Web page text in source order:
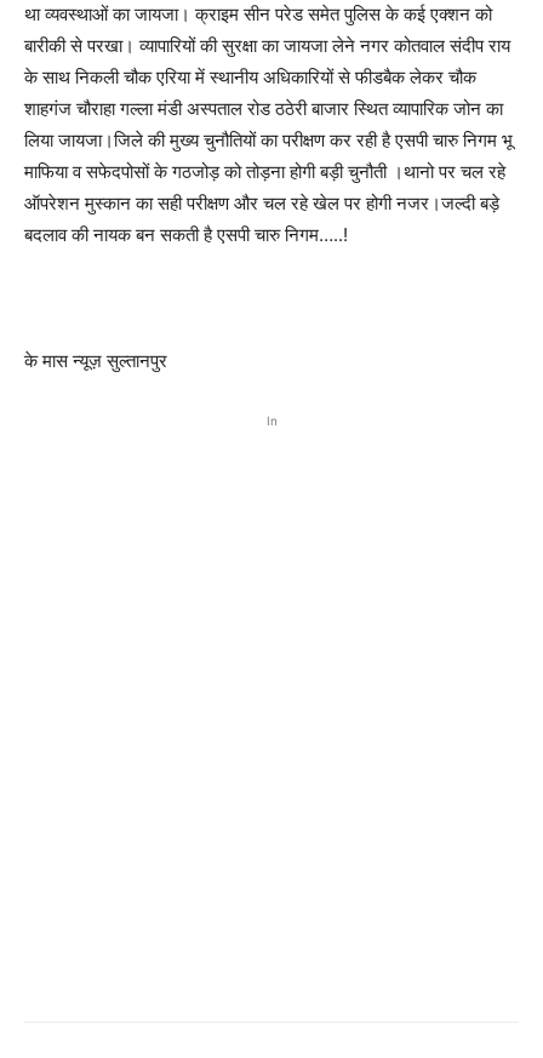
था व्यवस्थाओं का जायजा। क्राइम सीन परेड समेत पुलिस के कई एक्शन को
बारीकी से परखा। व्यापारियों की सुरक्षा का जायजा लेने नगर कोतवाल संदीप राय
के साथ निकली चौक एरिया में स्थानीय अधिकारियों से फीडबैक लेकर चौक
शाहगंज चौराहा गल्ला मंडी अस्पताल रोड ठठेरी बाजार स्थित व्यापारिक जोन का
लिया जायजा।जिले की मुख्य चुनौतियों का परीक्षण कर रही है एसपी चारु निगम भू
माफिया व सफेदपोसों के गठजोड़ को तोड़ना होगी बड़ी चुनौती ।थानो पर चल रहे
ऑपरेशन मुस्कान का सही परीक्षण और चल रहे खेल पर होगी नजर।जल्दी बड़े
बदलाव की नायक बन सकती है एसपी चारु निगम…..!
के मास न्यूज़ सुल्तानपुर
In